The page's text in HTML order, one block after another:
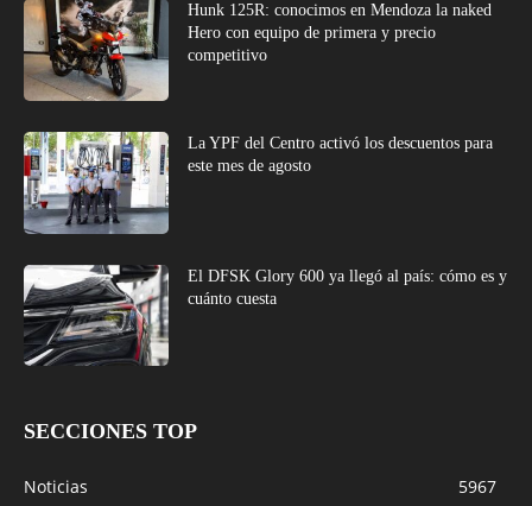
Hunk 125R: conocimos en Mendoza la naked
Hero con equipo de primera y precio
competitivo
La YPF del Centro activó los descuentos para
este mes de agosto
El DFSK Glory 600 ya llegó al país: cómo es y
cuánto cuesta
SECCIONES TOP
Noticias
5967